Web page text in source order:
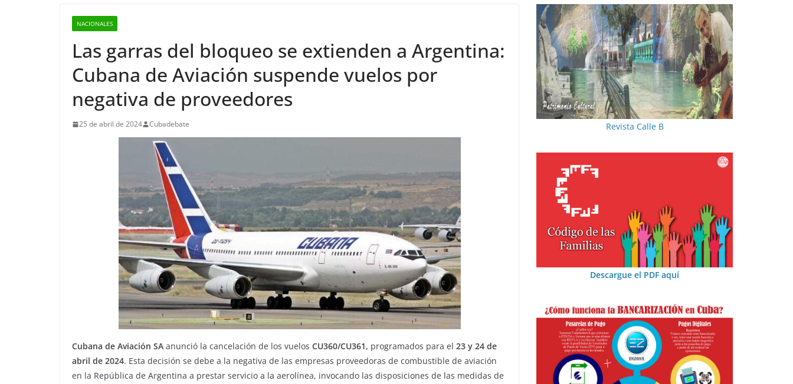
NACIONALES
Las garras del bloqueo se extienden a Argentina:
Cubana de Aviación suspende vuelos por
negativa de proveedores
25 de abril de 2024 Cubadebate
Cubana de Aviación SA anunció la cancelación de los vuelos CU360/CU361, programados para el 23 y 24 de
abril de 2024. Esta decisión se debe a la negativa de las empresas proveedoras de combustible de aviación
en la República de Argentina a prestar servicio a la aerolínea, invocando las disposiciones de las medidas de
Revista Calle B
Descargue el PDF aquí